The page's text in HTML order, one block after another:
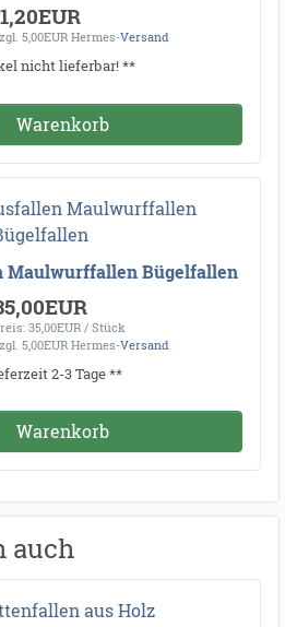
1,20EUR
5,00EUR Hermes-Versand
nicht lieferbar! **
Warenkorb
Maulwurffallen Bügelfallen
35,00EUR / Stück
5,00EUR Hermes-Versand
2-3 Tage **
Warenkorb
auch